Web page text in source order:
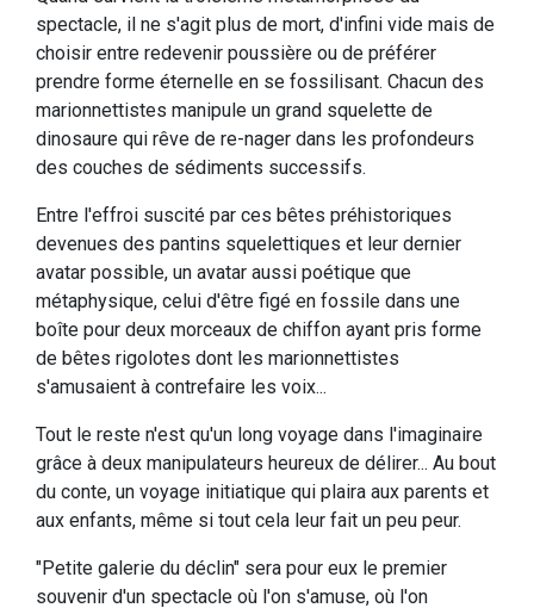
spectacle, il ne s'agit plus de mort, d'infini vide mais de
choisir entre redevenir poussière ou de préférer
prendre forme éternelle en se fossilisant. Chacun des
marionnettistes manipule un grand squelette de
dinosaure qui rêve de re-nager dans les profondeurs
des couches de sédiments successifs.
Entre l'effroi suscité par ces bêtes préhistoriques
devenues des pantins squelettiques et leur dernier
avatar possible, un avatar aussi poétique que
métaphysique, celui d'être figé en fossile dans une
boîte pour deux morceaux de chiffon ayant pris forme
de bêtes rigolotes dont les marionnettistes
s'amusaient à contrefaire les voix...
Tout le reste n'est qu'un long voyage dans l'imaginaire
grâce à deux manipulateurs heureux de délirer... Au bout
du conte, un voyage initiatique qui plaira aux parents et
aux enfants, même si tout cela leur fait un peu peur.
"Petite galerie du déclin" sera pour eux le premier
souvenir d'un spectacle où l'on s'amuse, où l'on